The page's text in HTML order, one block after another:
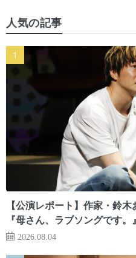
人気の記事
【公演レポート】作家・鈴
『母さん、ラブソングです。』
2026.08.04